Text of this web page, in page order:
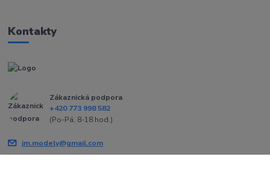
Kontakty
Zákaznická podpora
+420 773 998 582
(Po-Pá, 8-18 hod.)
jm.modely@gmail.com